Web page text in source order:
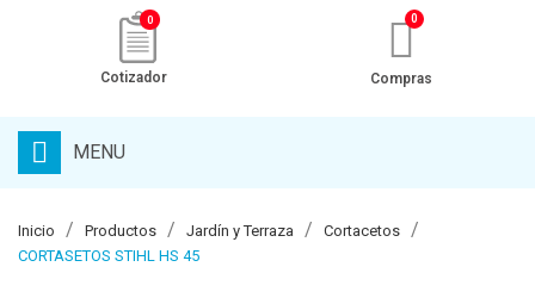
0
Cotizador Compras
MENU
Inicio Productos Jardín y Terraza
Cortacetos
CORTASETOS STIHL HS 45